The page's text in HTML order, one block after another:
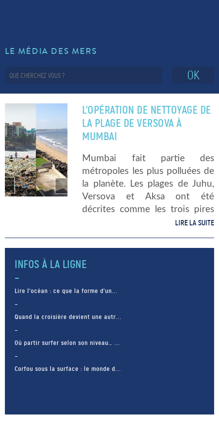
LE MÉDIA DES MERS
OK
L’OPÉRATION DE NETTOYAGE DE
LA PLAGE DE VERSOVA À
MUMBAI
Mumbai fait partie des
métropoles les plus polluées de
la planète. Les plages de Juhu,
Versova et Aksa ont été
décrites comme les trois pires
de la ville. Il suffit de voir la
[…]
LIRE LA SUITE
INFOS À LA LIGNE
Lire l’océan : ce que la forme d’un...
Quand la croisière devient une autr...
Où partir surfer selon son niveau… ...
Corfou sous la surface : le monde d...